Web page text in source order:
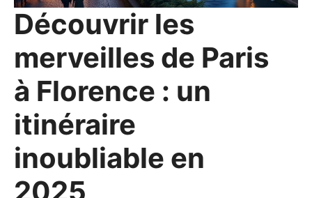
Découvrir les
merveilles de Paris
à Florence : un
itinéraire
inoubliable en